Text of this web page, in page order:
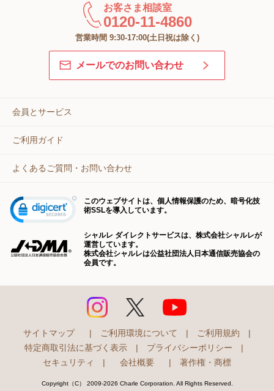
お客さま相談室
0120-11-4860
営業時間 9:30-17:00(土日祝は除く)
メールでのお問い合わせ
会員とサービス
ご利用ガイド
よくあるご質問・お問い合わせ
このウェブサイトは、個人情報保護のため、暗号化技
術SSLを導入しています。
シャルレ ダイレクトサービスは、株式会社シャルレが
運営しています。
株式会社シャルレは公益社団法人日本通信販売協会の
会員です。
サイトマップ | ご利用環境について | ご利用規約
|
特定商取引法に基づく表示
| プライバシーポリシー
|
セキュリティ
| 会社概要 | 著作権・商標
Copyright（C） 2009-2026 Charle Corporation. All Rights Reserved.